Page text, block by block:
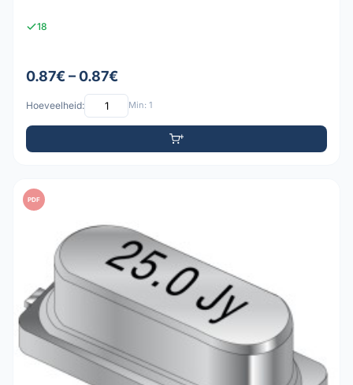
18
0.87€ – 0.87€
Hoeveelheid: Min: 1
PDF